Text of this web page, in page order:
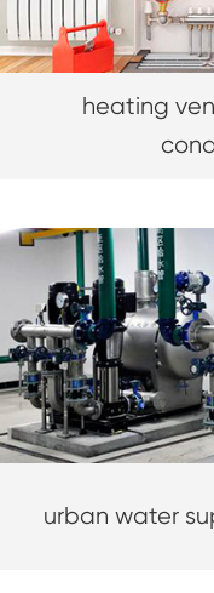
heating
urban water